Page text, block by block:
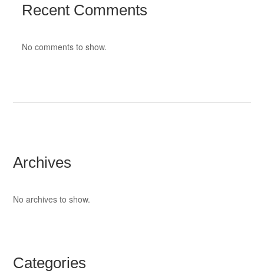
Recent Comments
No comments to show.
Archives
No archives to show.
Categories